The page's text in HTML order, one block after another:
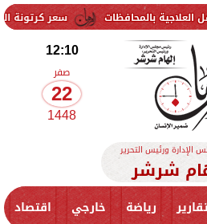
سعر كرتونة البيض في بورصة الدواجن
12:10
صفر
22
1448
الإدارة ورئيس التحرير
شرشر
رياضة خارجي اقتصاد